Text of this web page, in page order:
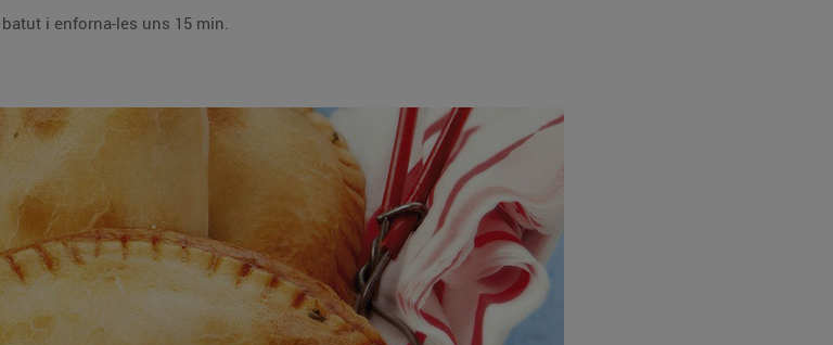
Posa les crestes sobre paper de forn, pinta-les amb ou batut i enforna-les uns 15 min.